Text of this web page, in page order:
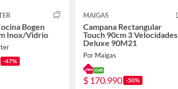
Bogen
Inox/Vidrio
-47%
MAIGAS
Campana Rectangular
Touch 90cm 3 Velocidades
Deluxe 90M21
Por Maigas
$ 170.990 -50%